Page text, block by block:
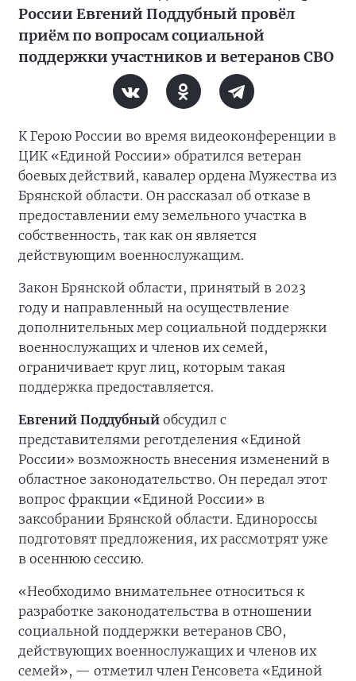
России Евгений Поддубный провёл
приём по вопросам социальной
поддержки участников и ветеранов СВО
К Герою России во время видеоконференции в
ЦИК «Единой России» обратился ветеран
боевых действий, кавалер ордена Мужества из
Брянской области. Он рассказал об отказе в
предоставлении ему земельного участка в
собственность, так как он является
действующим военнослужащим.
Закон Брянской области, принятый в 2023
году и направленный на осуществление
дополнительных мер социальной поддержки
военнослужащих и членов их семей,
ограничивает круг лиц, которым такая
поддержка предоставляется.
Евгений Поддубный обсудил с
представителями реготделения «Единой
России» возможность внесения изменений в
областное законодательство. Он передал этот
вопрос фракции «Единой России» в
заксобрании Брянской области. Единороссы
подготовят предложения, их рассмотрят уже
в осеннюю сессию.
«Необходимо внимательнее относиться к
разработке законодательства в отношении
социальной поддержки ветеранов СВО,
действующих военнослужащих и членов их
семей», — отметил член Генсовета «Единой